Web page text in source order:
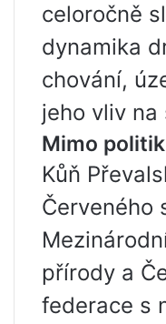
celoročně
dynamika
chování,
jeho vliv na
Mimo
Kůň
Červeného
přírody a
federace s